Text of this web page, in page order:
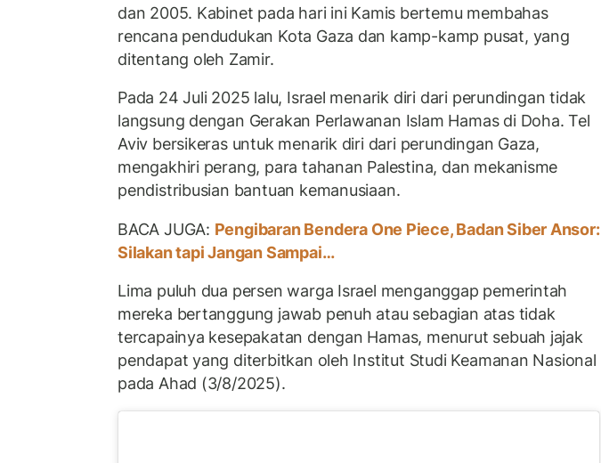
dan 2005. Kabinet pada hari ini Kamis bertemu membahas
rencana pendudukan Kota Gaza dan kamp-kamp pusat, yang
ditentang oleh Zamir.
Pada 24 Juli 2025 lalu, Israel menarik diri dari perundingan tidak
langsung dengan Gerakan Perlawanan Islam Hamas di Doha. Tel
Aviv bersikeras untuk menarik diri dari perundingan Gaza,
mengakhiri perang, para tahanan Palestina, dan mekanisme
pendistribusian bantuan kemanusiaan.
BACA JUGA: Pengibaran Bendera One Piece, Badan Siber Ansor:
Silakan tapi Jangan Sampai…
Lima puluh dua persen warga Israel menganggap pemerintah
mereka bertanggung jawab penuh atau sebagian atas tidak
tercapainya kesepakatan dengan Hamas, menurut sebuah jajak
pendapat yang diterbitkan oleh Institut Studi Keamanan Nasional
pada Ahad (3/8/2025).